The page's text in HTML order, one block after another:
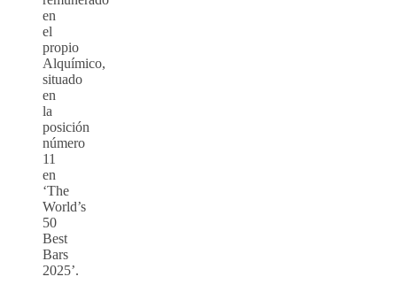
en
el
propio
Alquímico,
situado
en
la
posición
número
11
en
‘The
World’s
50
Best
Bars
2025’.